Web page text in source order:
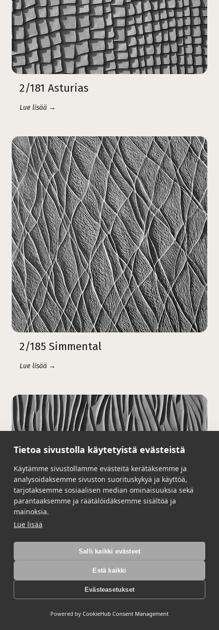
Tietoa sivustolla käytetyistä evästeistä
Käytämme sivustollamme evästeitä kerätäksemme ja
analysoidaksemme sivuston suorituskykyä ja käyttöä,
tarjotaksemme sosiaalisen median ominaisuuksia sekä
parantaaksemme ja räätälöidäksemme sisältöä ja
mainoksia.
Lue lisää
Salli kaikki evästeet
Estä kaikki
Evästeasetukset
Powered by CookieHub Consent Management
2/181 Asturias
Lue lisää →
2/185 Simmental
Lue lisää →